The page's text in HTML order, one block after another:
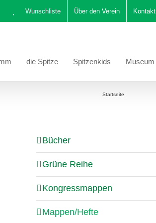
Wunschliste Über den Verein Kontakt
die Spitze Spitzenkids Museum
Startseite
Bücher
Grüne Reihe
Kongressmappen
Mappen/Hefte